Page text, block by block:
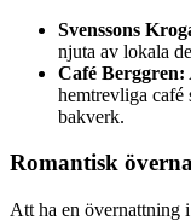
Svenssons
njuta av lokala
Café Berggren:
hemtrevliga café
bakverk.
Romantisk
Att ha en övernattning